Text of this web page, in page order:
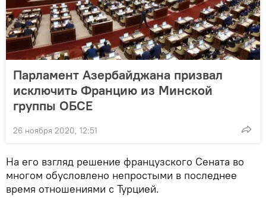
Парламент Азербайджана призвал
исключить Францию из Минской
группы ОБСЕ
26 ноября 2020, 12:51
На его взгляд решение французского Сената во
многом обусловлено непростыми в последнее
время отношениями с Турцией.